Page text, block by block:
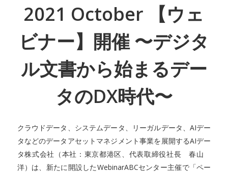
2021 October 【ウェ
ビナー】開催 〜デジタ
ル文書から始まるデー
タのDX時代〜
クラウドデータ、システムデータ、リーガルデータ、AIデー
タなどのデータアセットマネジメント事業を展開するAIデー
タ株式会社（本社：東京都港区、代表取締役社長 春山
洋）は、新たに開設したWebinarABCセンター主催で「ペー